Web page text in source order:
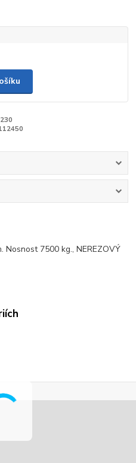
Nosnost 7500 kg., NEREZOVÝ